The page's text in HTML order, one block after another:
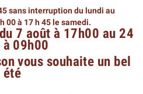
sans interruption du lundi au
00 à 17 h 45 le samedi.
7 août à 17h00 au 24
09h00
vous souhaite un bel
été